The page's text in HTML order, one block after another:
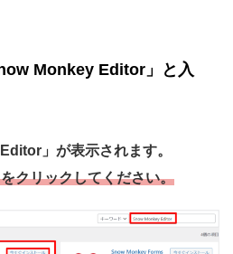
Monkey Editor」と入
」が表示されます。
クリックしてください。